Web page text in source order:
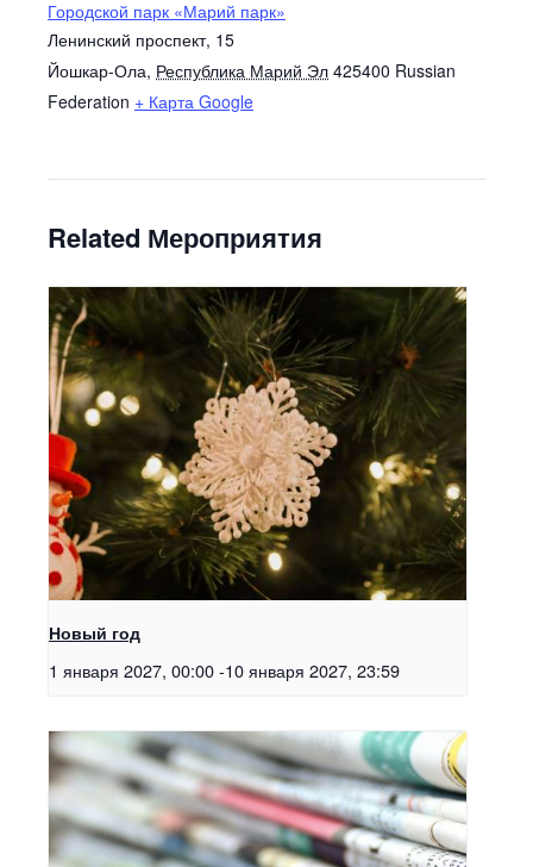
Городской парк «Марий парк»
Ленинский проспект, 15
Йошкар-Ола, Республика Марий Эл 425400 Russian
Federation + Карта Google
Related Мероприятия
Новый год
1 января 2027, 00:00-10 января 2027, 23:59